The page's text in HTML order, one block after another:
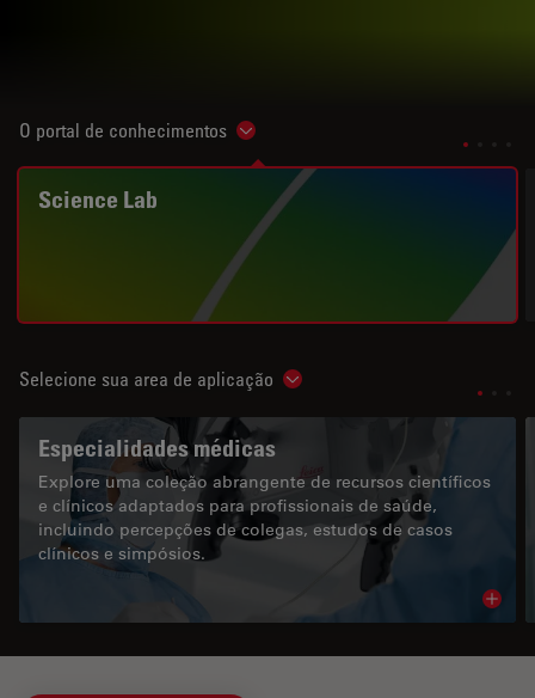
O portal de conhecimentos Show subnavigation
Science Lab
Selecione sua area de aplicação Show subnavigation
Especialidades médicas
Explore uma coleção abrangente de recursos científicos
e clínicos adaptados para profissionais de saúde,
incluindo percepções de colegas, estudos de casos
clínicos e simpósios.